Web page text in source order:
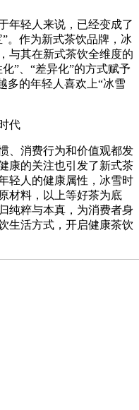
年轻人来说，已经变成了
。作为新式茶饮品牌，冰
与其在新式茶饮全维度的
”、“差异化”的方式赋予
多的年轻人喜欢上“冰雪
代
、消费行为和价值观都发
康的关注也引发了新式茶
轻人的健康属性，冰雪时
材料，以上等好茶为底
纯粹与本真，为消费者身
生活方式，开启健康茶饮